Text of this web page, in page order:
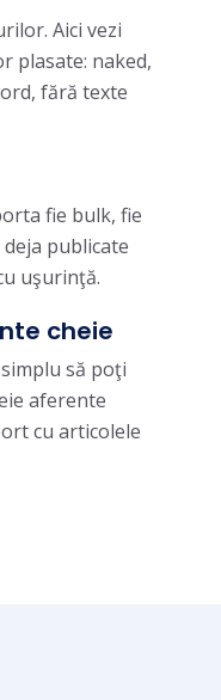
Aici vezi
plasate: naked,
fără texte
fie bulk, fie
publicate
uşurinţă.
cheie
să poţi
aferente
cu articolele